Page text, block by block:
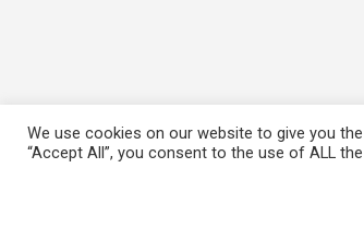
We use cookies on our website to give you
“Accept All”, you consent to the use of ALL